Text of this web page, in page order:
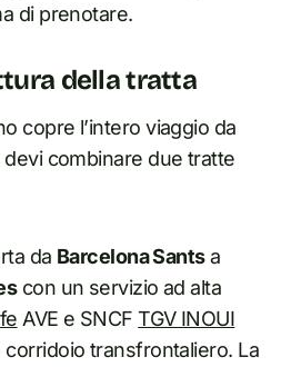
di prenotare.
della tratta
copre l’intero viaggio da
devi combinare due tratte
da Barcelona Santsa
con un servizio ad alta
AVE e SNCFTGV INOUI
transfrontaliero. La